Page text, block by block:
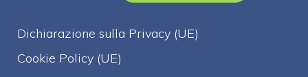
Dichiarazione sulla Privacy (UE)
Cookie Policy (UE)